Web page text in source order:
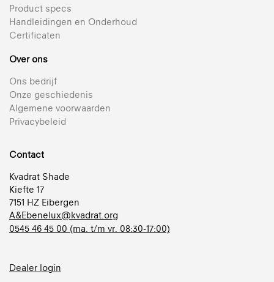
Product specs
Handleidingen en Onderhoud
Certificaten
Over ons
Ons bedrijf
Onze geschiedenis
Algemene voorwaarden
Privacybeleid
Contact
Kvadrat Shade
Kiefte 17
7151 HZ Eibergen
A&Ebenelux@kvadrat.org
0545 46 45 00 (ma. t/m vr. 08:30-17:00)
Dealer login